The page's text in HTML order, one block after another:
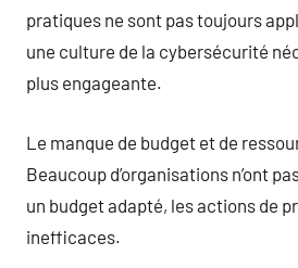
pratiques ne sont pas toujours
une culture de la cybersécurité
plus engageante.
Le manque de budget et de
Beaucoup d’organisations n’ont
un budget adapté, les actions de
inefficaces.